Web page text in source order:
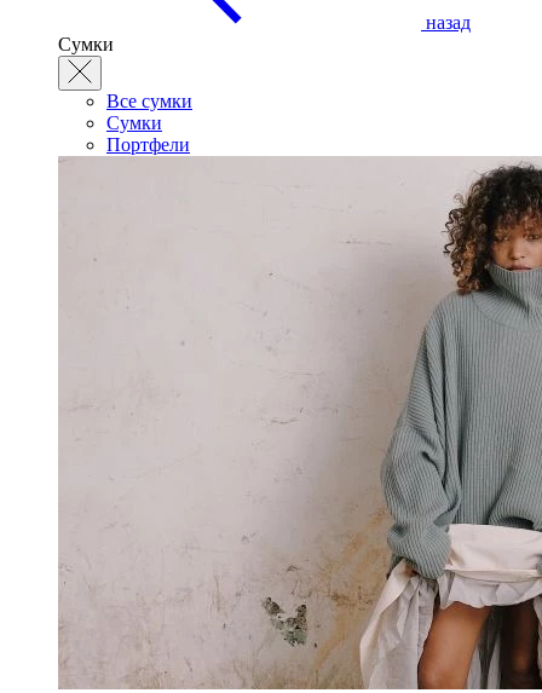
назад
Сумки
Все сумки
Сумки
Портфели